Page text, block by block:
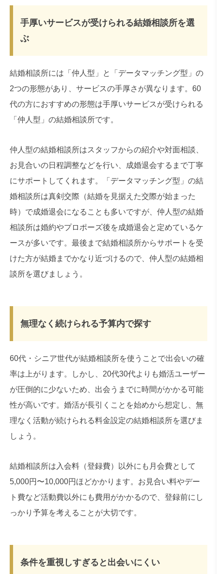
手厚いサービスが受けられる結婚相談所を選
ぶ
結婚相談所には「仲人型」と「データマッチング型」の
2つの形態があり、サービスの手厚さが異なります。60
代の方におすすめの形態は手厚いサービスが受けられる
「仲人型」の結婚相談所です。
仲人型の結婚相談所はスタッフからの紹介や対面相談、
お見合いの日程調整などを行い、成婚退会するまで丁寧
にサポートしてくれます。「データマッチング型」の結
婚相談所は真剣交際（結婚を見据えた交際が始まった
時）で成婚退会になることも多いですが、仲人型の結婚
相談所は婚約やプロポーズ後を成婚退会と定めているケ
ースが多いです。最後まで結婚相談所からサポートを受
けた方が結婚までかなり近づけるので、仲人型の結婚相
談所を選びましょう。
無理なく続けられる予算内で探す
60代・シニア世代が結婚相談所を使うことで出会いの確
率は上がります。しかし、20代30代よりも婚活ユーザー
が圧倒的に少ないため、出会うまでに時間がかかる可能
性が高いです。婚活が長引くことを始めから想定し、無
理なく活動が続けられる料金設定の結婚相談所を選びま
しょう。
結婚相談所は入会料（登録費）以外にも月会費として
5,000円〜10,000円ほどかかります。お見合い料やデー
ト費など活動費以外にも費用がかかるので、登録前にし
っかり予算を考えることが大切です。
条件を重視しすぎると出会いにくい